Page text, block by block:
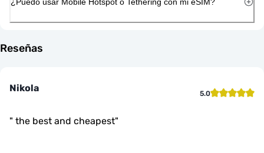
Reseñas
Nikola 5.0
" the best and cheapest"